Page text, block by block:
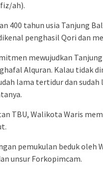
ah).
400 tahun usia Tanjung
penghasil Qori dan
mewujudkan
Alquran. Kalau tidak
lama tertidur dan
TBU, Walikota Waris
pemukulan beduk oleh
unsur Forkopimcam.